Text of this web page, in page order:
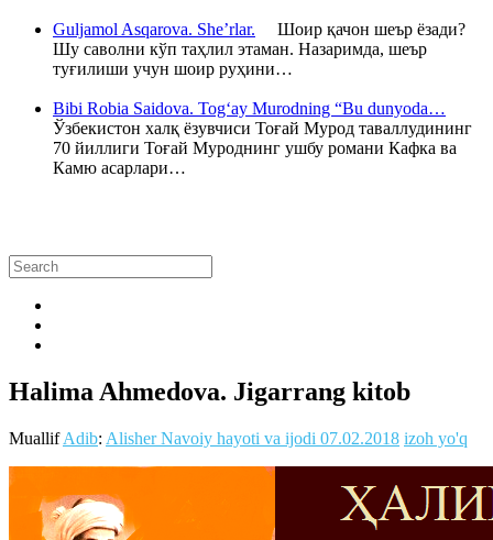
Guljamol Asqarova. She’rlar. Шоир қачон шеър ёзади?
Шу саволни кўп таҳлил этаман. Назаримда, шеър
туғилиши учун шоир руҳини…
Bibi Robia Saidova. Tog‘ay Murodning “Bu dunyoda…
Ўзбекистон халқ ёзувчиси Тоғай Мурод таваллудининг
70 йиллиги Тоғай Муроднинг ушбу романи Кафка ва
Камю асарлари…
Halima Ahmedova. Jigarrang kitob
MuallifAdib: Alisher Navoiy hayoti va ijodi 07.02.2018 izoh yo'q